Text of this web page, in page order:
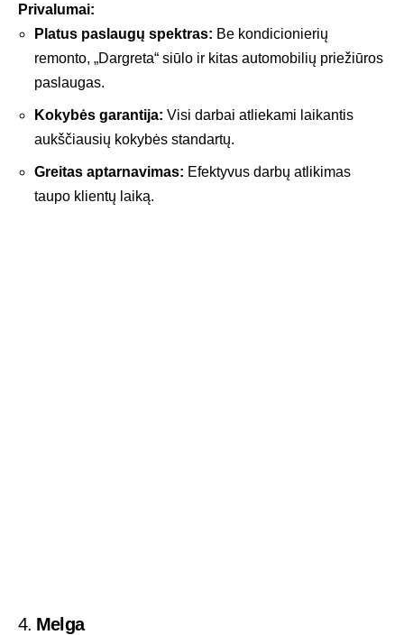
Privalumai:
Platus paslaugų spektras: Be kondicionierių
remonto, „Dargreta“ siūlo ir kitas automobilių priežiūros
paslaugas.
Kokybės garantija: Visi darbai atliekami laikantis
aukščiausių kokybės standartų.
Greitas aptarnavimas: Efektyvus darbų atlikimas
taupo klientų laiką.
4. Melga